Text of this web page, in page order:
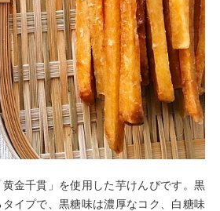
金千貫」を使用した芋けんぴです。黒
イプで、黒糖味は濃厚なコク、白糖味